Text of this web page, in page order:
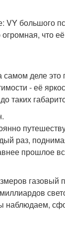
VY большого
что
самом деле
- её
таких
раз,
прошлое
наблюдаем,